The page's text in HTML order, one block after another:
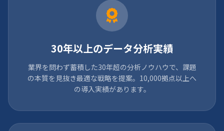
30年以上のデータ分析実績
業界を問わず蓄積した30年超の分析ノウハウで、課題
の本質を見抜き最適な戦略を提案。10,000拠点以上へ
の導入実績があります。